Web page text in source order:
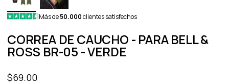
Más de50.000clientes satisfechos
CORREA DE CAUCHO - PARA BELL &
ROSS BR-05 - VERDE
Precio de oferta
$69.00